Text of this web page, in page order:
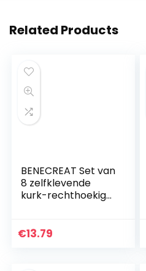
Related Products
BENECREAT Set van
8 zelfklevende
kurk-rechthoekige
vloeren, muren,
€13.79